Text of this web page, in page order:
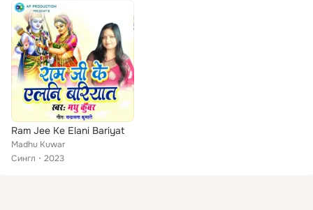
Ram Jee Ke Elani Bariyat
Madhu Kuwar
Сингл
2023